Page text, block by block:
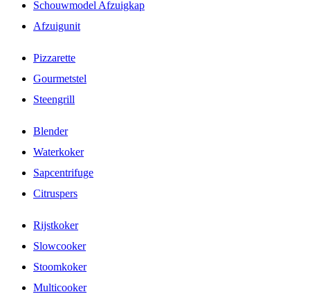
Schouwmodel Afzuigkap
Afzuigunit
Pizzarette
Gourmetstel
Steengrill
Blender
Waterkoker
Sapcentrifuge
Citruspers
Rijstkoker
Slowcooker
Stoomkoker
Multicooker